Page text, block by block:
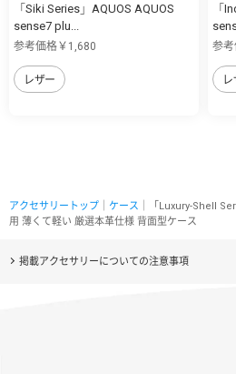
「Siki Series」AQUOS AQUOS
sense7 plu...
参考価格￥1,680
レザー
「
参
アクセサリートップ ケース ｜「Luxury-Shell
用 薄くて軽い 厳選本革仕様 背面型ケース
掲載アクセサリーについての注意事項